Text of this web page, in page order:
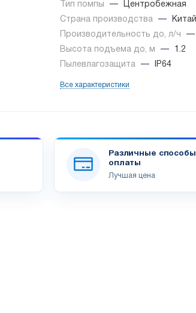
Тип помпы
—
Центробежная
Страна производства
—
Китай
Производительность до, л/ч
—
Высота подъема до, м
—
1.2
Пылевлагозащита
— IP64
Все характеристики
Различные способы
оплаты
Лучшая цена